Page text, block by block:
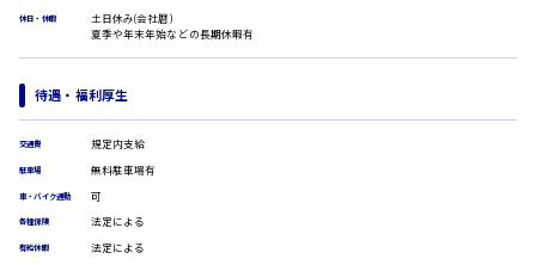
WEBデザイナー
校正・編集
プログラマー
広島市安佐北区
広島市安芸区
廿日市市
時給1500円以上
時給制すべて
休日・休暇
土日休み(会社暦)
夏季や年末年始などの長期休暇有
待遇・福利厚生
交通費 規定内支給
駐車場 無料駐車場有
車・バイク通勤 可
各種保険 法定による
有給休暇 法定による